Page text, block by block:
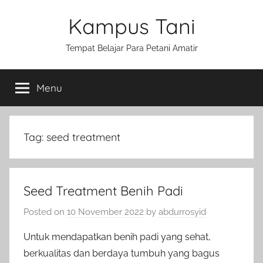
Kampus Tani
Tempat Belajar Para Petani Amatir
Menu
Tag: seed treatment
Seed Treatment Benih Padi
Posted on 10 November 2022 by abdurrosyid
Untuk mendapatkan benih padi yang sehat,
berkualitas dan berdaya tumbuh yang bagus